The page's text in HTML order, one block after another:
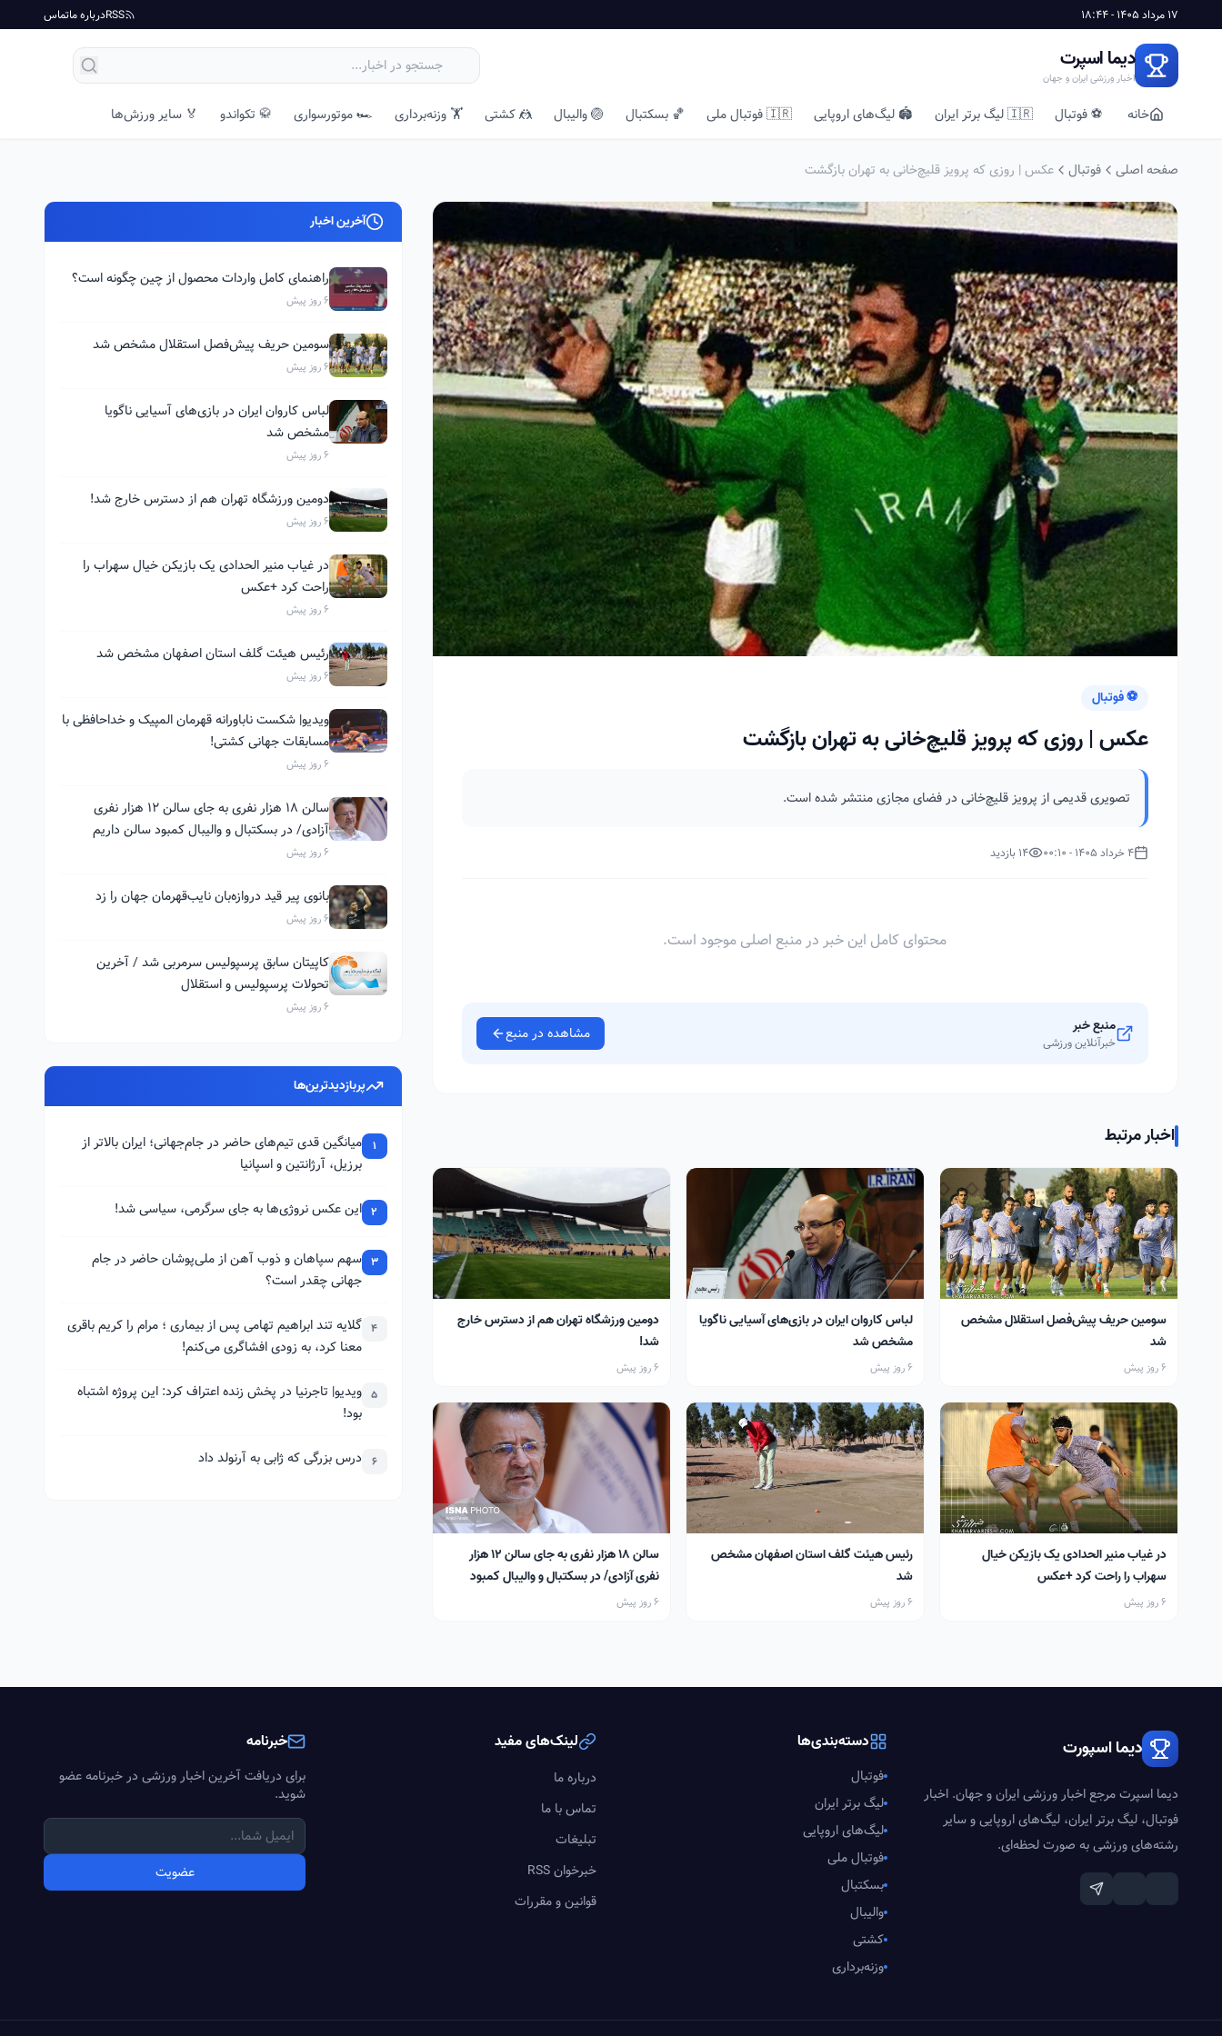
17 مرداد 1405 - 18:44 RSSدرباره ماتماس
دیما اسپرت
اخبار ورزشی ایران و جهان
خانه ⚽ فوتبال 🇮🇷 لیگ برتر ایران 🏟️ لیگ‌های اروپایی 🇮🇷 فوتبال ملی 🏀 بسکتبال 🏐 والیبال 🤼 کشتی 🏋️ وزنه‌برداری 🏎️ موتورسواری 🥋 تکواندو 🏅 سایر ورزش‌ها
صفحه اصلی فوتبال عکس | روزی که پرویز قلیچ‌خانی به تهران بازگشت
⚽ فوتبال
عکس | روزی که پرویز قلیچ‌خانی به تهران بازگشت
تصویری قدیمی از پرویز قلیچ‌خانی در فضای مجازی منتشر شده است.
4 خرداد 1405 - 00:10 14 بازدید
محتوای کامل این خبر در منبع اصلی موجود است.
منبع خبر
خبرآنلاین ورزشی مشاهده در منبع
اخبار مرتبط
سومین حریف پیش‌فصل استقلال مشخص
شد
6 روز پیش
لباس کاروان ایران در بازی‌های آسیایی ناگویا
مشخص شد
6 روز پیش
دومین ورزشگاه تهران هم از دسترس خارج
شد!
6 روز پیش
در غیاب منیر الحدادی یک بازیکن خیال
سهراب را راحت کرد +عکس
6 روز پیش
رئیس هیئت گلف استان اصفهان مشخص
شد
6 روز پیش
سالن ۱۸ هزار نفری به جای سالن ۱۲ هزار
نفری آزادی/ در بسکتبال و والیبال کمبود
سالن داریم
6 روز پیش
آخرین اخبار
راهنمای کامل واردات محصول از چین چگونه است؟
6 روز پیش
سومین حریف پیش‌فصل استقلال مشخص شد
6 روز پیش
لباس کاروان ایران در بازی‌های آسیایی ناگویا
مشخص شد
6 روز پیش
دومین ورزشگاه تهران هم از دسترس خارج شد!
6 روز پیش
در غیاب منیر الحدادی یک بازیکن خیال سهراب را
راحت کرد +عکس
6 روز پیش
رئیس هیئت گلف استان اصفهان مشخص شد
6 روز پیش
ویدیو| شکست ناباورانه قهرمان المپیک و خداحافظی با
مسابقات جهانی کشتی!
6 روز پیش
سالن ۱۸ هزار نفری به جای سالن ۱۲ هزار نفری
آزادی/ در بسکتبال و والیبال کمبود سالن داریم
6 روز پیش
بانوی پیر قید دروازه‌بان نایب‌قهرمان جهان را زد
6 روز پیش
کاپیتان سابق پرسپولیس سرمربی شد / آخرین
تحولات پرسپولیس و استقلال
6 روز پیش
پربازدیدترین‌ها
1
میانگین قدی تیم‌های حاضر در جام‌جهانی؛ ایران بالاتر از
برزیل، آرژانتین و اسپانیا
2 این عکس نروژی‌ها به جای سرگرمی، سیاسی شد!
3 سهم سپاهان و ذوب آهن از ملی‌پوشان حاضر در جام
جهانی چقدر است؟
4 گلایه تند ابراهیم تهامی پس از بیماری ؛ مرام را کریم باقری
معنا کرد، به زودی افشاگری می‌کنم!
5 ویدیو| تاجرنیا در پخش زنده اعتراف کرد: این پروژه اشتباه
بود!
6 درس بزرگی که ژابی به آرنولد داد
دیما اسپورت
دیما اسپرت مرجع اخبار ورزشی ایران و جهان. اخبار
فوتبال، لیگ برتر ایران، لیگ‌های اروپایی و سایر
رشته‌های ورزشی به صورت لحظه‌ای.
دسته‌بندی‌ها
فوتبال
لیگ برتر ایران
لیگ‌های اروپایی
فوتبال ملی
بسکتبال
والیبال
کشتی
وزنه‌برداری
لینک‌های مفید
درباره ما
تماس با ما
تبلیغات
خبرخوان RSS
قوانین و مقررات
خبرنامه
برای دریافت آخرین اخبار ورزشی در خبرنامه عضو
شوید.
عضویت